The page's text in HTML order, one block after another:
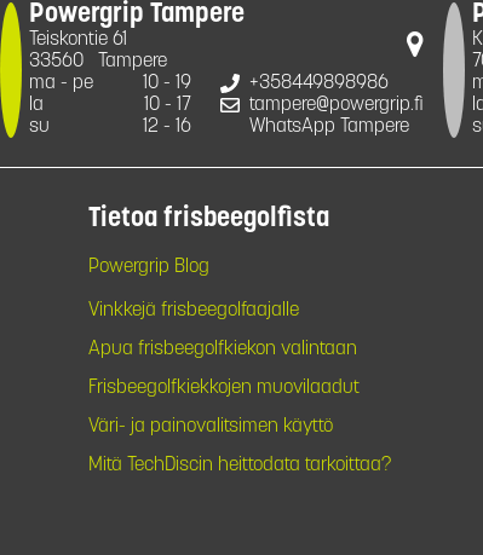
Powergrip Tampere
Teiskontie 61
33560
Tampere
ma - pe
10 - 19
la
10 - 17
su
12 - 16
+358449898986
tampere@powergrip.fi
WhatsApp Tampere
Tietoa frisbeegolfista
Powergrip Blog
Vinkkejä frisbeegolfaajalle
Apua frisbeegolfkiekon valintaan
Frisbeegolfkiekkojen muovilaadut
Väri- ja painovalitsimen käyttö
Mitä TechDiscin heittodata tarkoittaa?